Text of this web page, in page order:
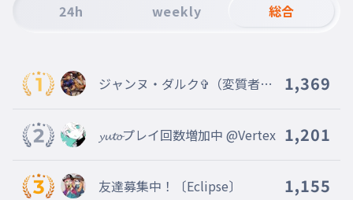
1時間でもやらせろや💢
008
勉強
にちようびはだいたいとしょかんいってからべんきょう
学校行けた時の感動
友達にグチる
24h weekly 総合
ジャンヌ・ダルク✞（変質者以
1,369
𝔂𝓾𝓽𝓸プレイ回数増加中 @Vertex 1,201
友達募集中！〔Eclipse〕 1,155